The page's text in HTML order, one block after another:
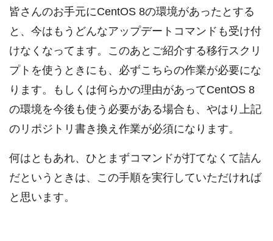
皆さんのお手元にCentOS 8の環境があったとする
と、今はもうどんなアップデートコマンドも受け付
けなくなってます。このあとご紹介する移行スクリ
プトを使うときにも、必ずこちらの作業が必要にな
ります。もしくは何らかの理由があってCentOS 8
の環境を今後も使う必要がある場合も、やはり上記
のリポジトリ書き換え作業が必須になります。
何はともあれ、ひとまずコマンドが打てなくて詰ん
だというときは、この手順を実行していただければ
と思います。